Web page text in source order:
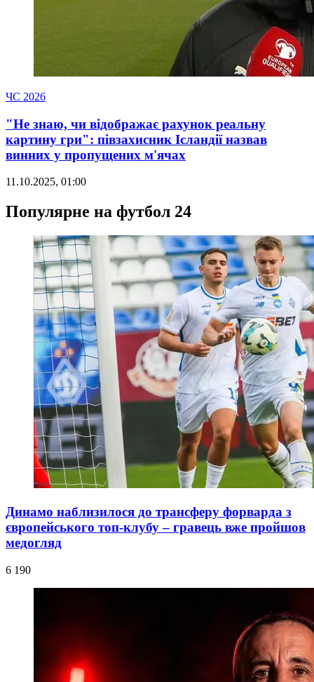
ЧС 2026
"Не знаю, чи відображає рахунок реальну
картину гри": півзахисник Ісландії назвав
винних у пропущених м'ячах
11.10.2025, 01:00
Популярне на футбол 24
Динамо наблизилося до трансферу форварда з
європейського топ-клубу – гравець вже пройшов
медогляд
6 190